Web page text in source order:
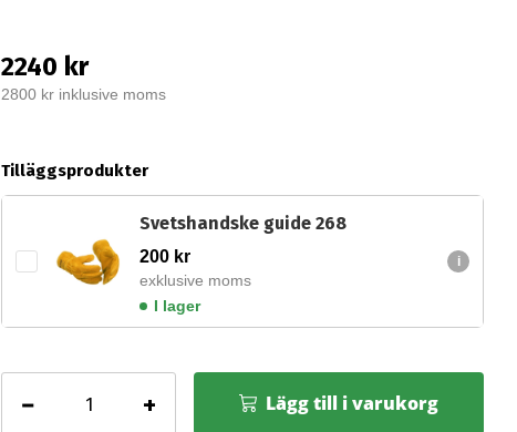
2240 kr
2800 kr inklusive moms
Tilläggsprodukter
Svetshandske guide 268
200 kr
exklusive moms
I lager
−
Brandfarliga
+ Lägg till i varukorg